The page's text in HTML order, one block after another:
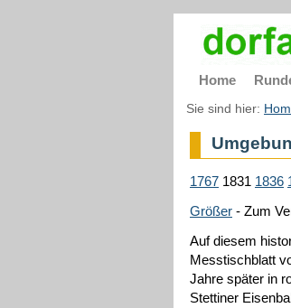
Home
Sie sind hier:
1767 1831 1836
Größer - Zum
Auf diesem
Messtischblatt
Jahre später in
Stettiner